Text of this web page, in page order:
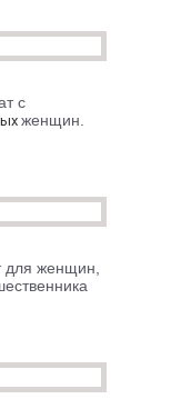
с
женщин.
для женщин,